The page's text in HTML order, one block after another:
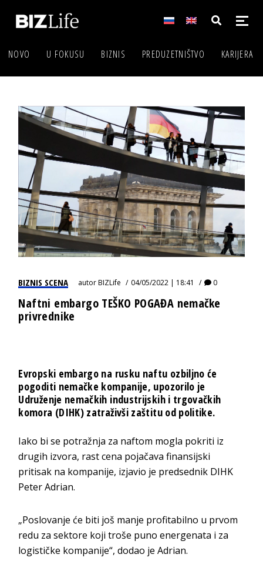
NOVO U FOKUSU BIZNIS PREDUZETNIŠTVO KARIJERA
BIZNIS SCENA autorBIZLife 04/05/2022 | 18:41 0
Naftni embargo TEŠKO POGAĐA nemačke
privrednike
Evropski embargo na rusku naftu ozbiljno će
pogoditi nemačke kompanije, upozorilo je
Udruženje nemačkih industrijskih i trgovačkih
komora (DIHK) zatraživši zaštitu od politike.
Iako bi se potražnja za naftom mogla pokriti iz
drugih izvora, rast cena pojačava finansijski
pritisak na kompanije, izjavio je predsednik DIHK
Peter Adrian.
„Poslovanje će biti još manje profitabilno u prvom
redu za sektore koji troše puno energenata i za
logističke kompanije“, dodao je Adrian.